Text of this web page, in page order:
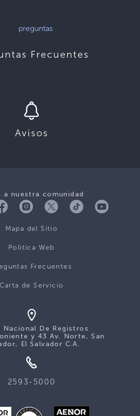
Frecuentes
Avisos
a nuestra comunidad
Mapa del Sitio
Politica Web
Frecuentes
Carta de Servicio
Nacional De Registros
y 43 Av. Norte, San
El Salvador C.A.
2593-5000